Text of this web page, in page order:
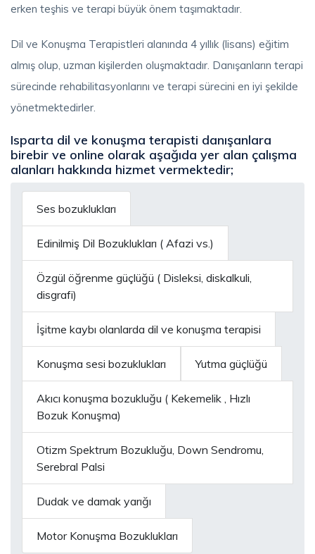
erken teşhis ve terapi büyük önem taşımaktadır.
Dil ve Konuşma Terapistleri alanında 4 yıllık (lisans) eğitim
almış olup, uzman kişilerden oluşmaktadır. Danışanların terapi
sürecinde rehabilitasyonlarını ve terapi sürecini en iyi şekilde
yönetmektedirler.
Isparta dil ve konuşma terapisti danışanlara
birebir ve online olarak aşağıda yer alan çalışma
alanları hakkında hizmet vermektedir;
Ses bozuklukları
Edinilmiş Dil Bozuklukları ( Afazi vs.)
Özgül öğrenme güçlüğü ( Disleksi, diskalkuli,
disgrafi)
İşitme kaybı olanlarda dil ve konuşma terapisi
Konuşma sesi bozuklukları Yutma güçlüğü
Akıcı konuşma bozukluğu ( Kekemelik , Hızlı
Bozuk Konuşma)
Otizm Spektrum Bozukluğu, Down Sendromu,
Serebral Palsi
Dudak ve damak yarığı
Motor Konuşma Bozuklukları